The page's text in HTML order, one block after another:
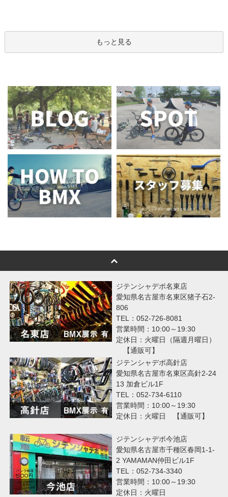
もっと見る
ジテンシャデポ名東店
愛知県名古屋市名東区猪子石2-
806
TEL：052-726-8081
営業時間：10:00～19:30
定休日：火曜日（隔週月曜日）
【通販可】
ジテンシャデポ高針店
愛知県名古屋市名東区高針2-24
13 加倉ビル1F
TEL：052-734-6110
営業時間：10:00～19:30
定休日：火曜日 【通販可】
ジテンシャデポ今池店
愛知県名古屋市千種区春岡1-1-
2 YAMAMAN仲田ビル1F
TEL：052-734-3340
営業時間：10:00～19:30
定休日：火曜日